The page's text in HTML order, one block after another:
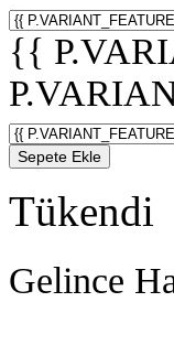
{{
Sepete Ekle
Tükendi
Gelince